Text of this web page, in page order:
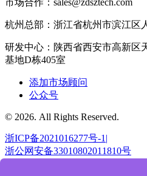
市场合作：sales@zdsztech.com
杭州总部：浙江省杭州市滨江区
研发中心：陕西省西安市高新区
基地D栋405室
添加市场顾问
公众号
© 2026. All Rights Reserved.
浙ICP备2021016277号-1|
浙公网安备33010802011810号